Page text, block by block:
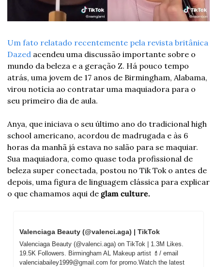
Um fato relatado recentemente pela revista britânica
Dazed acendeu uma discussão importante sobre o
mundo da beleza e a geração Z. Há pouco tempo
atrás, uma jovem de 17 anos de Birmingham, Alabama,
virou notícia ao contratar uma maquiadora para o
seu primeiro dia de aula.
Anya, que iniciava o seu último ano do tradicional high
school americano, acordou de madrugada e às 6
horas da manhã já estava no salão para se maquiar.
Sua maquiadora, como quase toda profissional de
beleza super conectada, postou no Tik Tok o antes de
depois, uma figura de linguagem clássica para explicar
o que chamamos aqui de glam culture.
Valenciaga Beauty (@valenci.aga) | TikTok
Valenciaga Beauty (@valenci.aga) on TikTok | 1.3M Likes.
valenciabailey1999@gmail.com for promo.Watch the latest